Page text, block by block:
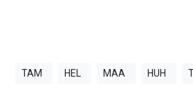
TAM HEL MAA HUH